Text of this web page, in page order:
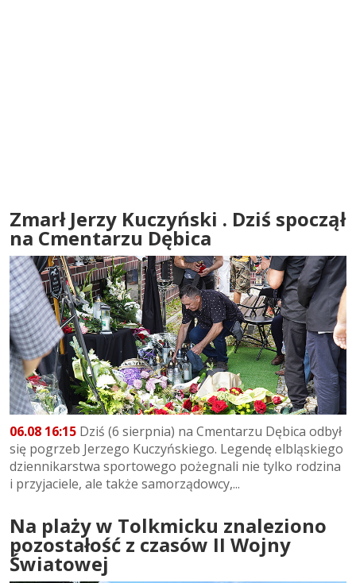
Zmarł Jerzy Kuczyński . Dziś spoczął
na Cmentarzu Dębica
06.08 16:15 Dziś (6 sierpnia) na Cmentarzu Dębica odbył
się pogrzeb Jerzego Kuczyńskiego. Legendę elbląskiego
dziennikarstwa sportowego pożegnali nie tylko rodzina
i przyjaciele, ale także samorządowcy,...
Na plaży w Tolkmicku znaleziono
pozostałość z czasów II Wojny
Światowej